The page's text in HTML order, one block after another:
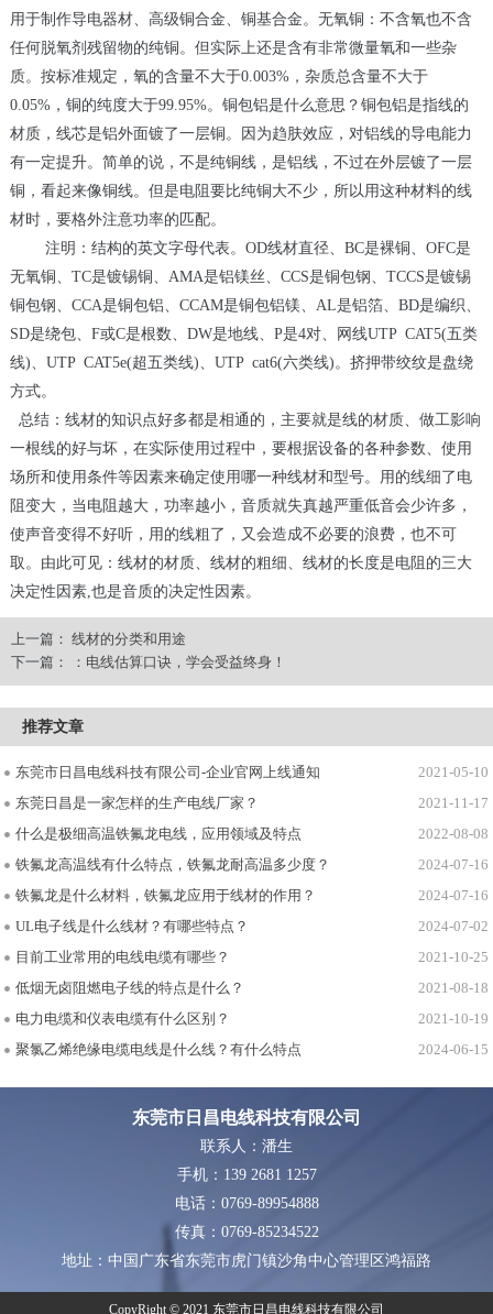
用于制作导电器材、高级铜合金、铜基合金。无氧铜：不含氧也不含
任何脱氧剂残留物的纯铜。但实际上还是含有非常微量氧和一些杂
质。按标准规定，氧的含量不大于0.003%，杂质总含量不大于
0.05%，铜的纯度大于99.95%。铜包铝是什么意思？铜包铝是指线的
材质，线芯是铝外面镀了一层铜。因为趋肤效应，对铝线的导电能力
有一定提升。简单的说，不是纯铜线，是铝线，不过在外层镀了一层
铜，看起来像铜线。但是电阻要比纯铜大不少，所以用这种材料的线
材时，要格外注意功率的匹配。
注明：结构的英文字母代表。 OD线材直径、 BC是裸铜、 OFC是
无氧铜、 TC是镀锡铜、 AMA是铝镁丝、 CCS是铜包钢、 TCCS是镀锡
铜包钢、 CCA是铜包铝、 CCAM是铜包铝镁、 AL是铝箔、 BD是编织、
SD是绕包、 F或C是根数、 DW是地线、 P是4对、网线UTP CAT5(五类
线) UTP CAT5e(超五类线) UTP cat6(六类线) 。挤押带绞纹是盘绕
方式。
总结：线材的知识点好多都是相通的，主要就是线的材质、做工影响
一根线的好与坏，在实际使用过程中，要根据设备的各种参数、使用
场所和使用条件等因素来确定使用哪一种线材和型号。用的线细了电
阻变大，当电阻越大，功率越小，音质就失真越严重低音会少许多，
使声音变得不好听，用的线粗了，又会造成不必要的浪费，也不可
取。由此可见：线材的材质、线材的粗细、线材的长度是电阻的三大
决定性因素, 也是音质的决定性因素。
上一篇： 线材的分类和用途
下一篇：
：电线估算口诀，学会受益终身！
推荐文章
2021-05-10
东莞市日昌电线科技有限公司-企业官网上线通知
2021-11-17
东莞日昌是一家怎样的生产电线厂家？
2022-08-08
什么是极细高温铁氟龙电线，应用领域及特点
2024-07-16
铁氟龙高温线有什么特点，铁氟龙耐高温多少度？
2024-07-16
铁氟龙是什么材料，铁氟龙应用于线材的作用？
2024-07-02
UL电子线是什么线材？有哪些特点？
2021-10-25
目前工业常用的电线电缆有哪些？
2021-08-18
低烟无卤阻燃电子线的特点是什么？
2021-10-19
电力电缆和仪表电缆有什么区别？
2024-06-15
聚氯乙烯绝缘电缆电线是什么线？有什么特点
东莞市日昌电线科技有限公司
联系人：潘生
手机：139 2681 1257
电话：0769-89954888
传真：0769-85234522
地址：中国广东省东莞市虎门镇沙角中心管理区鸿福路
CopyRight © 2021 东莞市日昌电线科技有限公司